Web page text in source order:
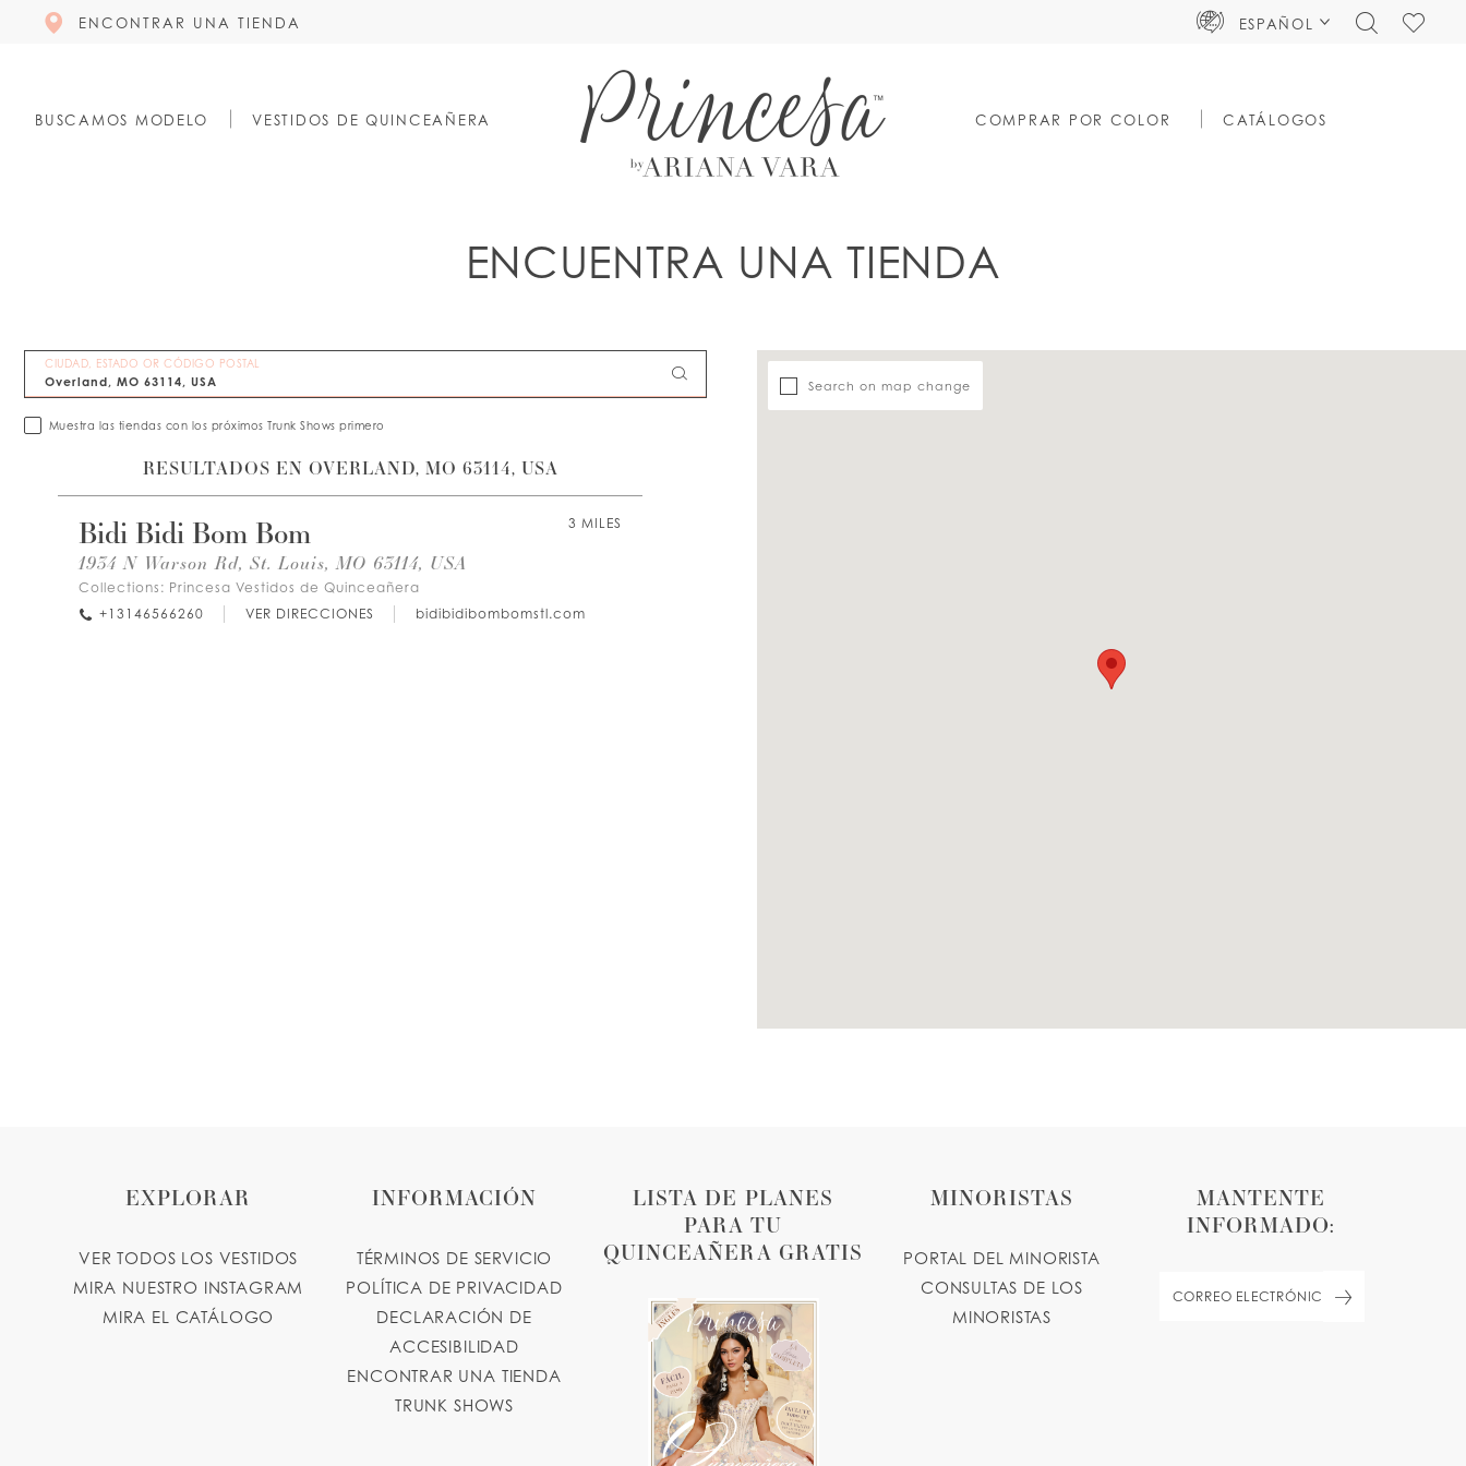
ENCONTRAR UNA TIENDA ESPAÑOL
TOGGLECHECK
BUSCAMOS MODELO VESTIDOS DE QUINCEAÑERA COMPRAR POR COLOR CATÁLOGOS
ENCUENTRA UNA TIENDA
CIUDAD, ESTADO OR CÓDIGO POSTAL
Muestra las tiendas con los próximos Trunk Shows primero
Search on map change
RESULTADOS EN OVERLAND, MO 63114, USA
3 MILES
Bidi Bidi Bom Bom
1934 N Warson Rd, St. Louis, MO 63114, USA
Collections: Princesa Vestidos de Quinceañera
+13146566260
VER DIRECCIONES bidibidibombomstl.com
LISTA DE PLANES
PARA TU
QUINCEAÑERA GRATIS
EXPLORAR
VER TODOS LOS VESTIDOS
MIRA NUESTRO INSTAGRAM
MIRA EL CATÁLOGO
INFORMACIÓN
TÉRMINOS DE SERVICIO
POLÍTICA DE PRIVACIDAD
DECLARACIÓN DE
ACCESIBILIDAD
ENCONTRAR UNA TIENDA
TRUNK SHOWS
MINORISTAS
PORTAL DEL MINORISTA
CONSULTAS DE LOS
MINORISTAS
MANTENTE
INFORMADO: